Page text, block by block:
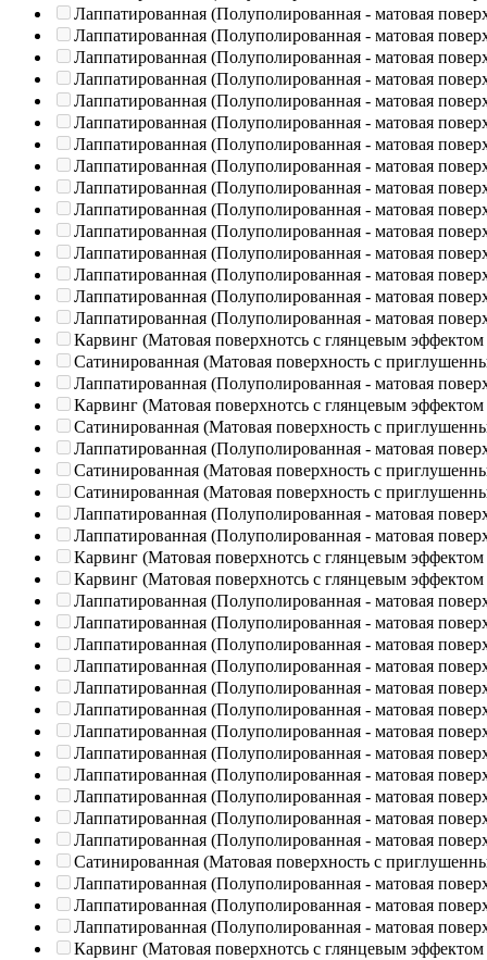
Лаппатированная (Полуполированная - матовая
Лаппатированная (Полуполированная - матовая
Лаппатированная (Полуполированная - матовая
Лаппатированная (Полуполированная - матовая
Лаппатированная (Полуполированная - матовая
Лаппатированная (Полуполированная - матовая
Лаппатированная (Полуполированная - матовая
Лаппатированная (Полуполированная - матовая
Лаппатированная (Полуполированная - матовая
Лаппатированная (Полуполированная - матовая
Лаппатированная (Полуполированная - матовая
Лаппатированная (Полуполированная - матовая
Лаппатированная (Полуполированная - матовая
Лаппатированная (Полуполированная - матовая
Лаппатированная (Полуполированная - матовая
Карвинг (Матовая поверхнотсь с глянцевым эффектом
Сатинированная (Матовая поверхность с
Лаппатированная (Полуполированная - матовая
Карвинг (Матовая поверхнотсь с глянцевым эффектом
Сатинированная (Матовая поверхность с
Лаппатированная (Полуполированная - матовая
Сатинированная (Матовая поверхность с
Сатинированная (Матовая поверхность с
Лаппатированная (Полуполированная - матовая
Лаппатированная (Полуполированная - матовая
Карвинг (Матовая поверхнотсь с глянцевым эффектом
Карвинг (Матовая поверхнотсь с глянцевым эффектом
Лаппатированная (Полуполированная - матовая
Лаппатированная (Полуполированная - матовая
Лаппатированная (Полуполированная - матовая
Лаппатированная (Полуполированная - матовая
Лаппатированная (Полуполированная - матовая
Лаппатированная (Полуполированная - матовая
Лаппатированная (Полуполированная - матовая
Лаппатированная (Полуполированная - матовая
Лаппатированная (Полуполированная - матовая
Лаппатированная (Полуполированная - матовая
Лаппатированная (Полуполированная - матовая
Лаппатированная (Полуполированная - матовая
Сатинированная (Матовая поверхность с
Лаппатированная (Полуполированная - матовая
Лаппатированная (Полуполированная - матовая
Лаппатированная (Полуполированная - матовая
Карвинг (Матовая поверхнотсь с глянцевым эффектом